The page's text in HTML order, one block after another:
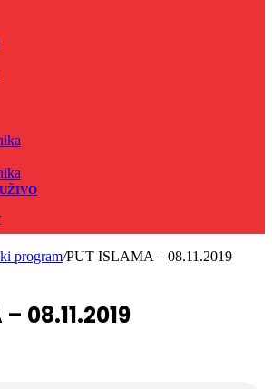
program/PUT ISLAMA – 08.11.2019
08.11.2019